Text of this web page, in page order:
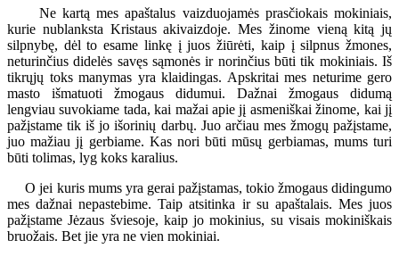
Ne kartą mes apaštalus vaizduojamės prasčiokais mokiniais,
kurie nublanksta Kristaus akivaizdoje. Mes žinome vieną kitą jų
silpnybę, dėl to esame linkę į juos žiūrėti, kaip į silpnus žmones,
neturinčius didelės savęs sąmonės ir norinčius būti tik mokiniais. Iš
tikrųjų toks manymas yra klaidingas. Apskritai mes neturime gero
masto išmatuoti žmogaus didumui. Dažnai žmogaus didumą
lengviau suvokiame tada, kai mažai apie jį asmeniškai žinome, kai jį
pažįstame tik iš jo išorinių darbų. Juo arčiau mes žmogų pažįstame,
juo mažiau jį gerbiame. Kas nori būti mūsų gerbiamas, mums turi
būti tolimas, lyg koks karalius.
O jei kuris mums yra gerai pažįstamas, tokio žmogaus didingumo
mes dažnai nepastebime. Taip atsitinka ir su apaštalais. Mes juos
pažįstame Jėzaus šviesoje, kaip jo mokinius, su visais mokiniškais
bruožais. Bet jie yra ne vien mokiniai.